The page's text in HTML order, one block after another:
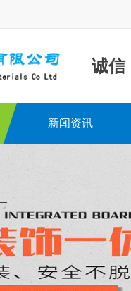
诚信
新闻资讯